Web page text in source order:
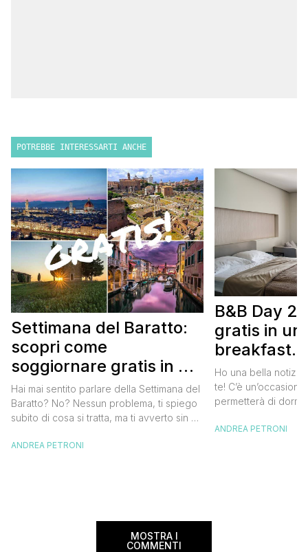
POTREBBE INTERESSARTI ANCHE
Settimana del Baratto:
scopri come
soggiornare gratis in un
bed and breakfast
Hai mai sentito parlare della Settimana del
Baratto? No? Nessun problema, ti spiego
subito di cosa si tratta, ma ti avverto sin da
tantissimo perché ti permetterà di
ANDREA PETRONI
B&B Day
gratis in un
breakfast.
gratis
Ho una bella
te! C’è
permetterà di
meravigliosi del
ANDREA PETRONI
MOSTRA I
COMMENTI